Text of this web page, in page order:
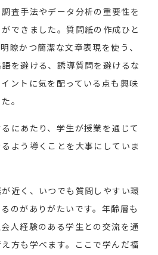
査手法やデータ分析の重要性を
できました。質問紙の作成ひと
瞭かつ簡潔な文章表現を使う、
を避ける、誘導質問を避けるな
ントに気を配っている点も興味
。
にあたり、学生が授業を通じて
よう導くことを大事にしていま
近く、いつでも質問しやすい環
のがありがたいです。年齢層も
人経験のある学生との交流を通
方も学べます。ここで学んだ福